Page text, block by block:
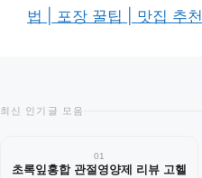
법 | 포장 꿀팁 | 맛집 추천
최신 인기글 모음
01
초록잎홍합 관절영양제 리뷰 고헬